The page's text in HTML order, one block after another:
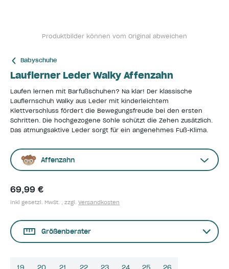
Produktbilder können vom Original abweichen
Babyschuhe
Lauflerner Leder Walky Affenzahn
Laufen lernen mit Barfußschuhen? Na klar! Der klassische
Lauflernschuh Walky aus Leder mit kinderleichtem
Klettverschluss fördert die Bewegungsfreude bei den ersten
Schritten. Die hochgezogene Sohle schützt die Zehen zusätzlich.
Das atmungsaktive Leder sorgt für ein angenehmes Fuß-Klima.
Affenzahn
69,99 €
inkl gesetzl. MwSt. , zzgl. Versandkosten
Größenberater